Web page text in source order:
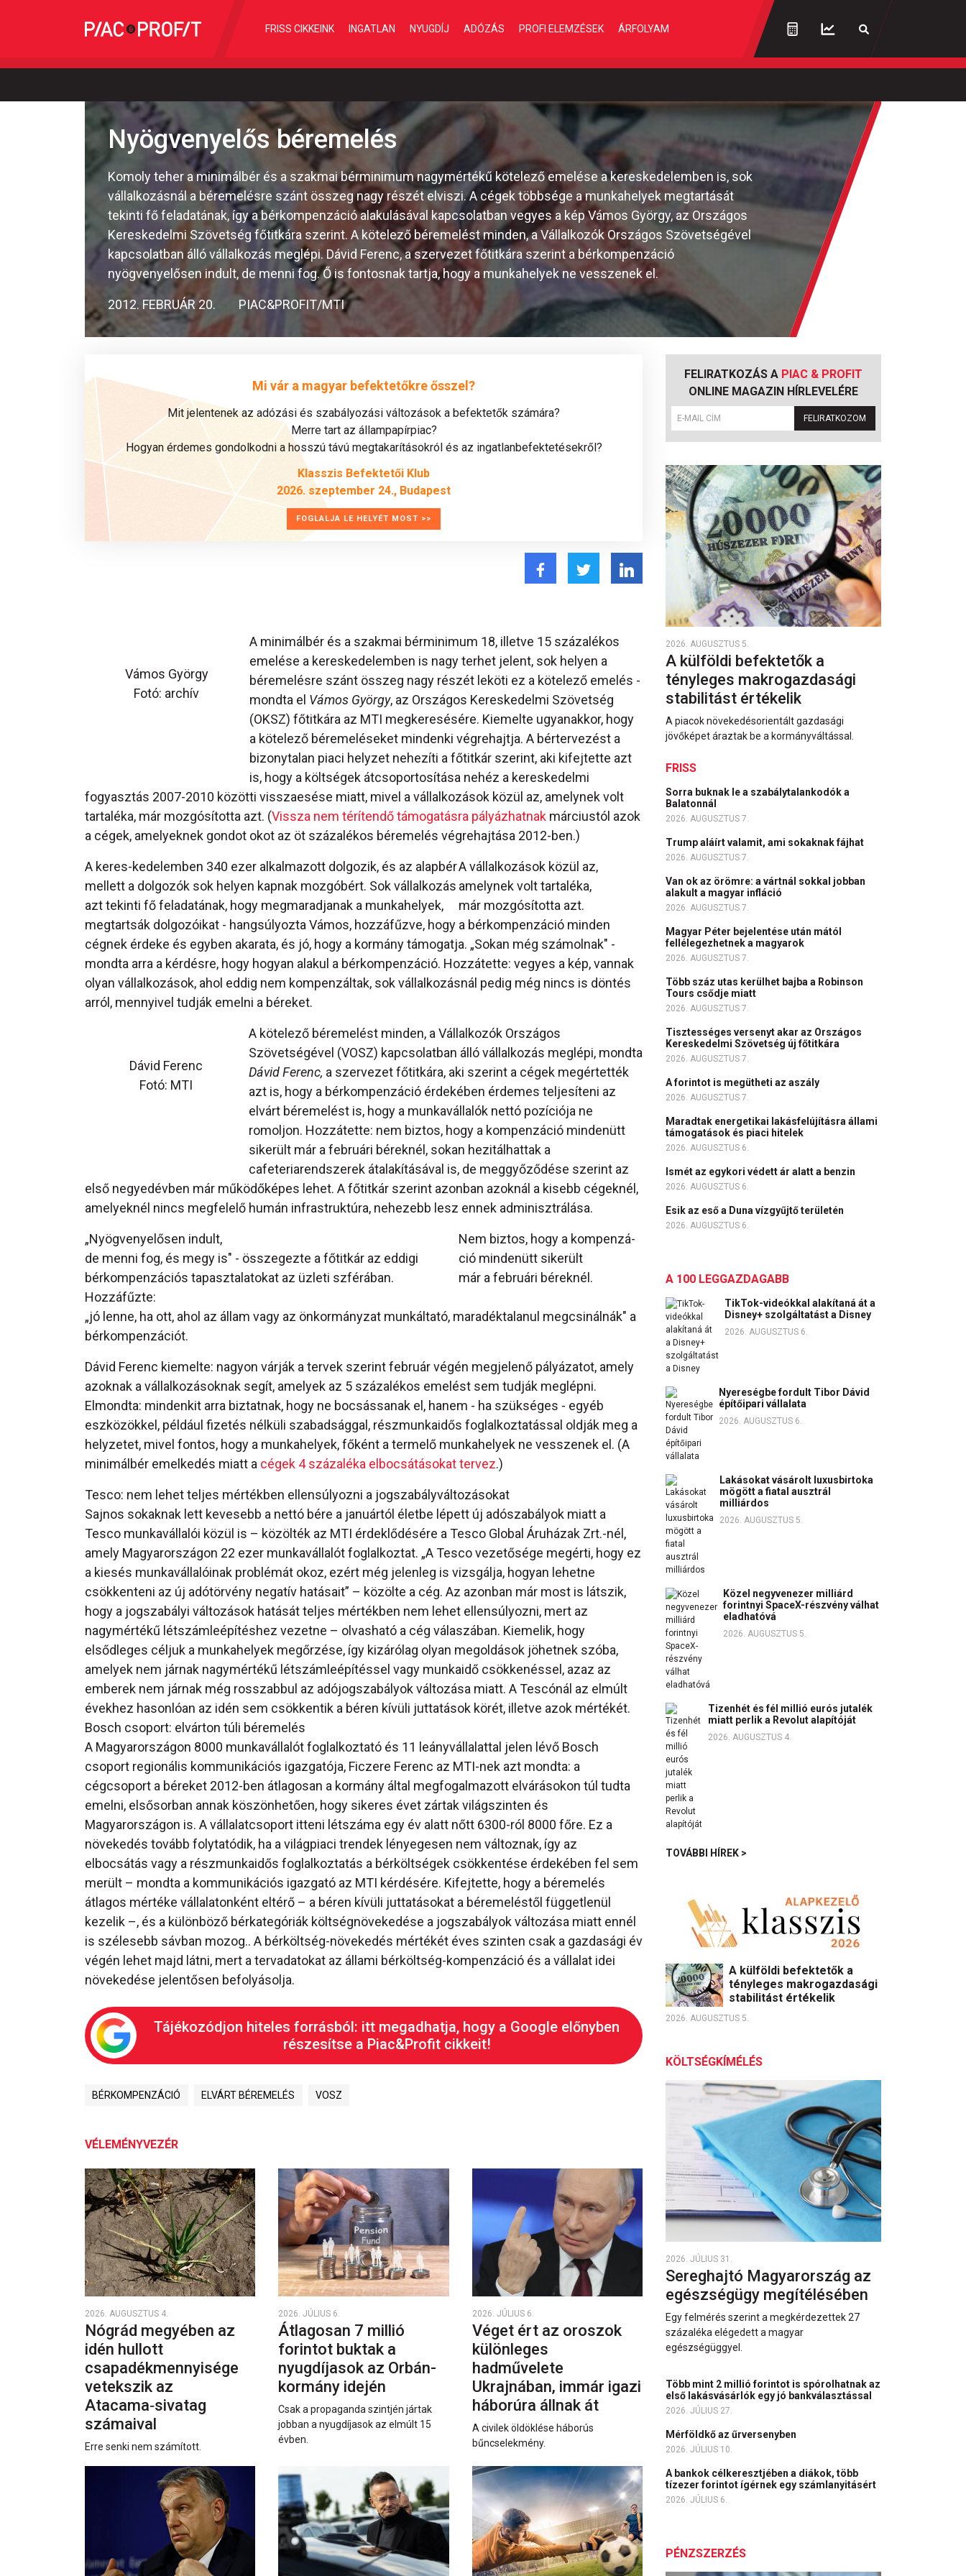
FRISS CIKKEINK INGATLAN NYUGDÍJ ADÓZÁS PROFI ELEMZÉSEK ÁRFOLYAM
Nyögvenyelős béremelés
Komoly teher a minimálbér és a szakmai bérminimum nagymértékű kötelező emelése a kereskedelemben is, sok
vállalkozásnál a béremelésre szánt összeg nagy részét elviszi. A cégek többsége a munkahelyek megtartását
tekinti fő feladatának, így a bérkompenzáció alakulásával kapcsolatban vegyes a kép Vámos György, az Országos
Kereskedelmi Szövetség főtitkára szerint. A kötelező béremelést minden, a Vállalkozók Országos Szövetségével
kapcsolatban álló vállalkozás meglépi. Dávid Ferenc, a szervezet főtitkára szerint a bérkompenzáció
nyögvenyelősen indult, de menni fog. Ő is fontosnak tartja, hogy a munkahelyek ne vesszenek el.
2012. FEBRUÁR 20. PIAC&PROFIT/MTI
Mi vár a magyar befektetőkre ősszel?
Mit jelentenek az adózási és szabályozási változások a befektetők számára?
Merre tart az állampapírpiac?
Hogyan érdemes gondolkodni a hosszú távú megtakarításokról és az ingatlanbefektetésekről?
Klasszis Befektetői Klub
2026. szeptember 24., Budapest
FOGLALJA LE HELYÉT MOST >>
Vámos György
Fotó: archív
A minimálbér és a szakmai bérminimum 18, illetve 15 százalékos
emelése a kereskedelemben is nagy terhet jelent, sok helyen a
béremelésre szánt összeg nagy részét leköti ez a kötelező emelés -
mondta el Vámos György, az Országos Kereskedelmi Szövetség
(OKSZ) főtitkára az MTI megkeresésére. Kiemelte ugyanakkor, hogy
a kötelező béremeléseket mindenki végrehajtja. A bértervezést a
bizonytalan piaci helyzet nehezíti a főtitkár szerint, aki kifejtette azt
is, hogy a költségek átcsoportosítása nehéz a kereskedelmi
fogyasztás 2007-2010 közötti visszaesése miatt, mivel a vállalkozások közül az, amelynek volt
tartaléka, már mozgósította azt. (Vissza nem térítendő támogatásra pályázhatnak márciustól azok
a cégek, amelyeknek gondot okot az öt százalékos béremelés végrehajtása 2012-ben.)
A vállalkozások közül az,
amelynek volt tartaléka,
már mozgósította azt.
A keres-kedelemben 340 ezer alkalmazott dolgozik, és az alapbér
mellett a dolgozók sok helyen kapnak mozgóbért. Sok vállalkozás
azt tekinti fő feladatának, hogy megmaradjanak a munkahelyek,
megtartsák dolgozóikat - hangsúlyozta Vámos, hozzáfűzve, hogy a bérkompenzáció minden
cégnek érdeke és egyben akarata, és jó, hogy a kormány támogatja. „Sokan még számolnak" -
mondta arra a kérdésre, hogy hogyan alakul a bérkompenzáció. Hozzátette: vegyes a kép, vannak
olyan vállalkozások, ahol eddig nem kompenzáltak, sok vállalkozásnál pedig még nincs is döntés
arról, mennyivel tudják emelni a béreket.
Dávid Ferenc
Fotó: MTI
A kötelező béremelést minden, a Vállalkozók Országos
Szövetségével (VOSZ) kapcsolatban álló vállalkozás meglépi, mondta
Dávid Ferenc, a szervezet főtitkára, aki szerint a cégek megértették
azt is, hogy a bérkompenzáció érdekében érdemes teljesíteni az
elvárt béremelést is, hogy a munkavállalók nettó pozíciója ne
romoljon. Hozzátette: nem biztos, hogy a kompenzáció mindenütt
sikerült már a februári béreknél, sokan hezitálhattak a
cafeteriarendszerek átalakításával is, de meggyőződése szerint az
első negyedévben már működőképes lehet. A főtitkár szerint azonban azoknál a kisebb cégeknél,
amelyeknél nincs megfelelő humán infrastruktúra, nehezebb lesz ennek adminisztrálása.
Nem biztos, hogy a kompenzá-
ció mindenütt sikerült
már a februári béreknél.
„Nyögvenyelősen indult,
de menni fog, és megy is" - összegezte a főtitkár az eddigi
bérkompenzációs tapasztalatokat az üzleti szférában.
Hozzáfűzte:
„jó lenne, ha ott, ahol az állam vagy az önkormányzat munkáltató, maradéktalanul megcsinálnák" a
bérkompenzációt.
Dávid Ferenc kiemelte: nagyon várják a tervek szerint február végén megjelenő pályázatot, amely
azoknak a vállalkozásoknak segít, amelyek az 5 százalékos emelést sem tudják meglépni.
Elmondta: mindenkit arra biztatnak, hogy ne bocsássanak el, hanem - ha szükséges - egyéb
eszközökkel, például fizetés nélküli szabadsággal, részmunkaidős foglalkoztatással oldják meg a
helyzetet, mivel fontos, hogy a munkahelyek, főként a termelő munkahelyek ne vesszenek el. (A
minimálbér emelkedés miatt a cégek 4 százaléka elbocsátásokat tervez.)
Tesco: nem lehet teljes mértékben ellensúlyozni a jogszabályváltozásokat
Sajnos sokaknak lett kevesebb a nettó bére a januártól életbe lépett új adószabályok miatt a
Tesco munkavállalói közül is – közölték az MTI érdeklődésére a Tesco Global Áruházak Zrt.-nél,
amely Magyarországon 22 ezer munkavállalót foglalkoztat. „A Tesco vezetősége megérti, hogy ez
a kiesés munkavállalóinak problémát okoz, ezért még jelenleg is vizsgálja, hogyan lehetne
csökkenteni az új adótörvény negatív hatásait” – közölte a cég. Az azonban már most is látszik,
hogy a jogszabályi változások hatását teljes mértékben nem lehet ellensúlyozni, mert az
nagymértékű létszámleépítéshez vezetne – olvasható a cég válaszában. Kiemelik, hogy
elsődleges céljuk a munkahelyek megőrzése, így kizárólag olyan megoldások jöhetnek szóba,
amelyek nem járnak nagymértékű létszámleépítéssel vagy munkaidő csökkenéssel, azaz az
emberek nem járnak még rosszabbul az adójogszabályok változása miatt. A Tescónál az elmúlt
évekhez hasonlóan az idén sem csökkentik a béren kívüli juttatások körét, illetve azok mértékét.
Bosch csoport: elvárton túli béremelés
A Magyarországon 8000 munkavállalót foglalkoztató és 11 leányvállalattal jelen lévő Bosch
csoport regionális kommunikációs igazgatója, Ficzere Ferenc az MTI-nek azt mondta: a
cégcsoport a béreket 2012-ben átlagosan a kormány által megfogalmazott elvárásokon túl tudta
emelni, elsősorban annak köszönhetően, hogy sikeres évet zártak világszinten és
Magyarországon is. A vállalatcsoport itteni létszáma egy év alatt nőtt 6300-ról 8000 főre. Ez a
növekedés tovább folytatódik, ha a világpiaci trendek lényegesen nem változnak, így az
elbocsátás vagy a részmunkaidős foglalkoztatás a bérköltségek csökkentése érdekében fel sem
merült – mondta a kommunikációs igazgató az MTI kérdésére. Kifejtette, hogy a béremelés
átlagos mértéke vállalatonként eltérő – a béren kívüli juttatásokat a béremeléstől függetlenül
kezelik –, és a különböző bérkategóriák költségnövekedése a jogszabályok változása miatt ennél
is szélesebb sávban mozog.. A bérköltség-növekedés mértékét éves szinten csak a gazdasági év
végén lehet majd látni, mert a tervadatokat az állami bérköltség-kompenzáció és a vállalat idei
növekedése jelentősen befolyásolja.
Tájékozódjon hiteles forrásból: itt megadhatja, hogy a Google előnyben
részesítse a Piac&Profit cikkeit!
BÉRKOMPENZÁCIÓ ELVÁRT BÉREMELÉS VOSZ
VÉLEMÉNYVEZÉR
2026. AUGUSZTUS 4.
Nógrád megyében az
idén hullott
csapadékmennyisége
vetekszik az
Atacama‑sivatag
számaival
Erre senki nem számított.
2026. JÚLIUS 6.
Átlagosan 7 millió
forintot buktak a
nyugdíjasok az Orbán-
kormány idején
Csak a propaganda szintjén jártak
jobban a nyugdíjasok az elmúlt 15
évben.
2026. JÚLIUS 6.
Véget ért az oroszok
különleges
hadművelete
Ukrajnában, immár igazi
háborúra állnak át
A civilek öldöklése háborús
bűncselekmény.
FELIRATKOZÁS A PIAC & PROFIT
ONLINE MAGAZIN HÍRLEVELÉRE
FELIRATKOZOM
2026. AUGUSZTUS 5.
A külföldi befektetők a
tényleges makrogazdasági
stabilitást értékelik
A piacok növekedésorientált gazdasági
jövőképet áraztak be a kormányváltással.
FRISS
Sorra buknak le a szabálytalankodók a
Balatonnál
2026. AUGUSZTUS 7.
Trump aláírt valamit, ami sokaknak fájhat
2026. AUGUSZTUS 7.
Van ok az örömre: a vártnál sokkal jobban
alakult a magyar infláció
2026. AUGUSZTUS 7.
Magyar Péter bejelentése után mától
fellélegezhetnek a magyarok
2026. AUGUSZTUS 7.
Több száz utas kerülhet bajba a Robinson
Tours csődje miatt
2026. AUGUSZTUS 7.
Tisztességes versenyt akar az Országos
Kereskedelmi Szövetség új főtitkára
2026. AUGUSZTUS 7.
A forintot is megütheti az aszály
2026. AUGUSZTUS 7.
Maradtak energetikai lakásfelújításra állami
támogatások és piaci hitelek
2026. AUGUSZTUS 6.
Ismét az egykori védett ár alatt a benzin
2026. AUGUSZTUS 6.
Esik az eső a Duna vízgyűjtő területén
2026. AUGUSZTUS 6.
A 100 LEGGAZDAGABB
TikTok-videókkal alakítaná át a
Disney+ szolgáltatást a Disney
2026. AUGUSZTUS 6.
Nyereségbe fordult Tibor Dávid
építőipari vállalata
2026. AUGUSZTUS 6.
Lakásokat vásárolt luxusbirtoka
mögött a fiatal ausztrál
milliárdos
2026. AUGUSZTUS 5.
Közel negyvenezer milliárd
forintnyi SpaceX-részvény válhat
eladhatóvá
2026. AUGUSZTUS 5.
Tizenhét és fél millió eurós jutalék
miatt perlik a Revolut alapítóját
2026. AUGUSZTUS 4.
TOVÁBBI HÍREK >
A külföldi befektetők a
tényleges makrogazdasági
stabilitást értékelik
2026. AUGUSZTUS 5.
KÖLTSÉGKÍMÉLÉS
2026. JÚLIUS 31.
Sereghajtó Magyarország az
egészségügy megítélésében
Egy felmérés szerint a megkérdezettek 27
százaléka elégedett a magyar
egészségüggyel.
Több mint 2 millió forintot is spórolhatnak az
első lakásvásárlók egy jó bankválasztással
2026. JÚLIUS 27.
Mérföldkő az űrversenyben
2026. JÚLIUS 10.
A bankok célkeresztjében a diákok, több
tízezer forintot ígérnek egy számlanyitásért
2026. JÚLIUS 6.
PÉNZSZERZÉS